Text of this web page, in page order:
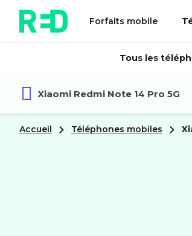
Forfaits mobile
Tous les
Xiaomi Redmi Note 14 Pro 5G
Accueil Téléphones mobiles